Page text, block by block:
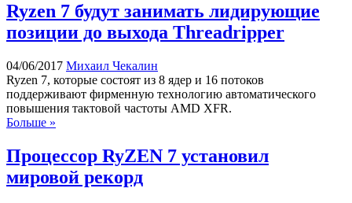
Ryzen 7 будут занимать лидирующие
позиции до выхода Threadripper
04/06/2017 Михаил Чекалин
Ryzen 7, которые состоят из 8 ядер и 16 потоков
поддерживают фирменную технологию автоматического
повышения тактовой частоты AMD XFR.
Больше »
Процессор RyZEN 7 установил
мировой рекорд